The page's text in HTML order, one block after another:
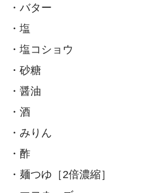
・バター
・塩
・塩コショウ
・砂糖
・醤油
・酒
・みりん
・酢
・麺つゆ［2倍濃縮］